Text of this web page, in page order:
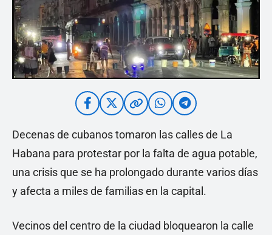
Decenas de cubanos tomaron las calles de La
Habana para protestar por la falta de agua potable,
una crisis que se ha prolongado durante varios días
y afecta a miles de familias en la capital.
Vecinos del centro de la ciudad bloquearon la calle